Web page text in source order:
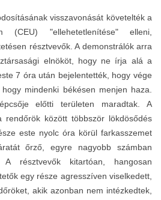
visszavonását követelték a
(CEU) "ellehetetlenítése" elleni,
résztvevők. A demonstrálók arra
elnököt, hogy ne írja alá a
7 óra után bejelentették, hogy vége
mindenki békésen menjen haza.
előtti területen maradtak. A
között többször lökdösődés
este nyolc óra körül farkasszemet
őrző, egyre nagyobb számban
A résztvevők kitartóan, hangosan
egy része agresszíven viselkedett,
akik azonban nem intézkedtek,